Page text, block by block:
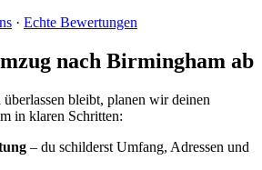
· Echte Bewertungen
nach Birmingham ab
bleibt, planen wir deinen
in klaren Schritten:
– du schilderst Umfang, Adressen und